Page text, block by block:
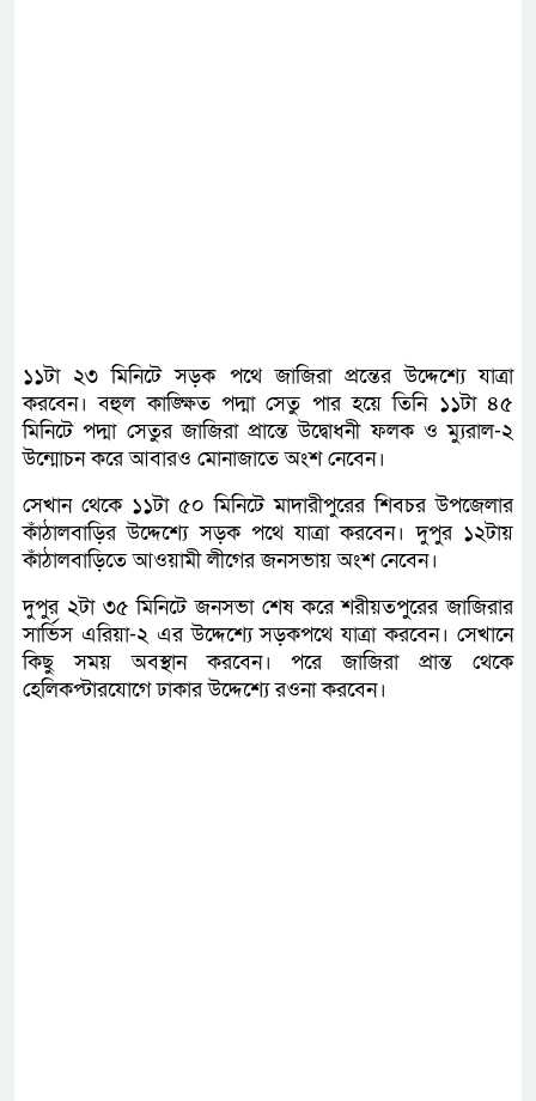
১১টা ২৩ মিনিটে সড়ক পথে জাজিরা প্রন্তের উদ্দেশ্যে যাত্রা
করবেন। বহুল কাঙ্ক্ষিত পদ্মা সেতু পার হয়ে তিনি ১১টা ৪৫
মিনিটে পদ্মা সেতুর জাজিরা প্রান্তে উদ্বোধনী ফলক ও ম্যুরাল-২
উন্মোচন করে আবারও মোনাজাতে অংশ নেবেন।
সেখান থেকে ১১টা ৫০ মিনিটে মাদারীপুরের শিবচর উপজেলার
কাঁঠালবাড়ির উদ্দেশ্যে সড়ক পথে যাত্রা করবেন। দুপুর ১২টায়
কাঁঠালবাড়িতে আওয়ামী লীগের জনসভায় অংশ নেবেন।
দুপুর ২টা ৩৫ মিনিটে জনসভা শেষ করে শরীয়তপুরের জাজিরার
সার্ভিস এরিয়া-২ এর উদ্দেশ্যে সড়কপথে যাত্রা করবেন। সেখানে
কিছু সময় অবস্থান করবেন। পরে জাজিরা প্রান্ত থেকে
হেলিকপ্টারযোগে ঢাকার উদ্দেশ্যে রওনা করবেন।